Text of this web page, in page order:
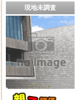
現地未調査